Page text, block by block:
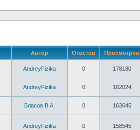
Автор Ответов Просмотров
AndreyFizika 0 178180
AndreyFizika 0 162024
Власов В.А. 0 163645
AndreyFizika 0 158545